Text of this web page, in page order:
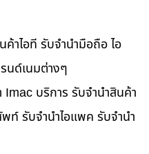
าไอที รับจำนำมือถือ ไอ
นด์เนมต่างๆ
บริการ รับจำนำสินค้า
ท์ รับจำนำไอแพค รับจำนำ